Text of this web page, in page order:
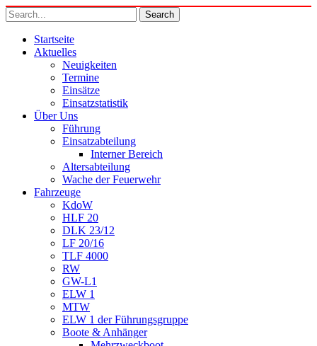
Startseite
Aktuelles
Neuigkeiten
Termine
Einsätze
Einsatzstatistik
Über Uns
Führung
Einsatzabteilung
Interner Bereich
Altersabteilung
Wache der Feuerwehr
Fahrzeuge
KdoW
HLF 20
DLK 23/12
LF 20/16
TLF 4000
RW
GW-L1
ELW 1
MTW
ELW 1 der Führungsgruppe
Boote & Anhänger